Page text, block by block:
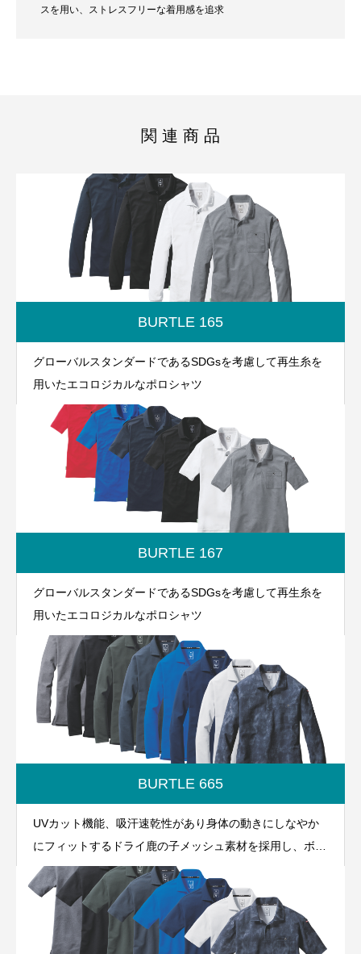
スを用い、ストレスフリーな着用感を追求
関 連 商 品
BURTLE 165
グローバルスタンダードであるSDGsを考慮して再生糸を
用いたエコロジカルなポロシャツ
BURTLE 167
グローバルスタンダードであるSDGsを考慮して再生糸を
用いたエコロジカルなポロシャツ
BURTLE 665
UVカット機能、吸汗速乾性があり身体の動きにしなやか
にフィットするドライ鹿の子メッシュ素材を採用し、ボデ
ィのラインに沿ったXシルエットのポロシャツはユニフォ
ームのみならずアクティブワークにも最適です。